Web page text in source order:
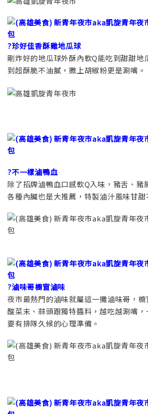
?珍好佳香酥雞地瓜球
剛炸好的地瓜球外酥內軟Q能吃到甜甜地
到超酥脆不油膩，撒上胡椒粉更是涮嘴。
?不一樣滷鴨血
除了招牌滷鴨血口感軟Q入味，豬舌、豬
各種內臟也是大推薦，特製滷汁風味甘甜
?滷味哥櫥窗滷味
夜市最熱門的滷味就屬這一攤滷味哥，
酸菜末、蒜頭跟獨特醬料，越吃越涮嘴
要有排隊久候的心理準備。